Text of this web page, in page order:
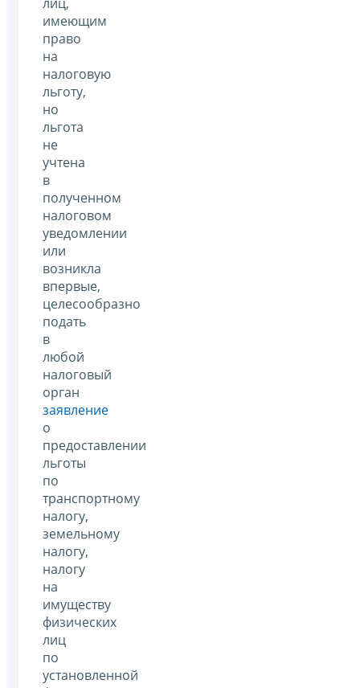
имеющим
право
на
налоговую
льготу,
но
льгота
не
учтена
в
полученном
налоговом
уведомлении
или
возникла
впервые,
целесообразно
подать
в
любой
налоговый
орган
заявление
о
предоставлении
льготы
по
транспортному
налогу,
земельному
налогу,
налогу
на
имуществу
физических
лиц
по
установленной